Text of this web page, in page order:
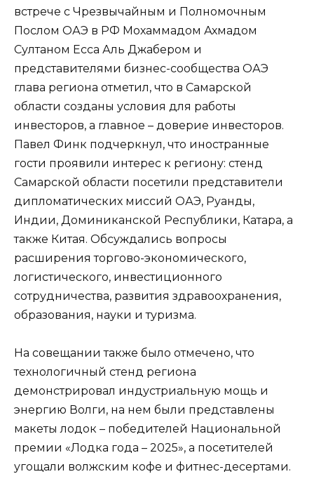
встрече с Чрезвычайным и Полномочным
Послом ОАЭ в РФ Мохаммадом Ахмадом
Султаном Есса Аль Джабером и
представителями бизнес-сообщества ОАЭ
глава региона отметил, что в Самарской
области созданы условия для работы
инвесторов, а главное – доверие инвесторов.
Павел Финк подчеркнул, что иностранные
гости проявили интерес к региону: стенд
Самарской области посетили представители
дипломатических миссий ОАЭ, Руанды,
Индии, Доминиканской Республики, Катара, а
также Китая. Обсуждались вопросы
расширения торгово-экономического,
логистического, инвестиционного
сотрудничества, развития здравоохранения,
образования, науки и туризма.
На совещании также было отмечено, что
технологичный стенд региона
демонстрировал индустриальную мощь и
энергию Волги, на нем были представлены
макеты лодок – победителей Национальной
премии «Лодка года – 2025», а посетителей
угощали волжским кофе и фитнес-десертами.